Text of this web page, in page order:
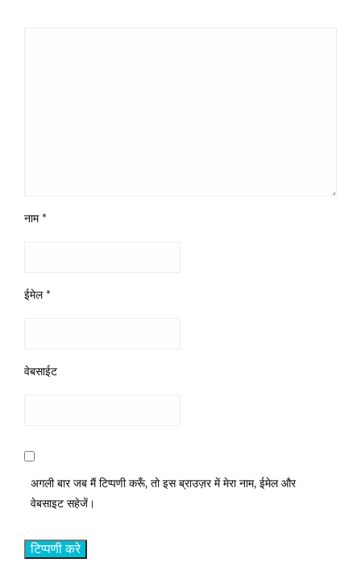
नाम *
ईमेल *
वेबसाईट
अगली बार जब मैं टिप्पणी करूँ, तो इस ब्राउज़र में मेरा नाम, ईमेल और
वेबसाइट सहेजें।